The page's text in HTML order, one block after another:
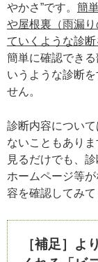
やかさ”です。 簡
や屋根裏（雨漏
ていくような診
簡単に確認でき
いうような診断
せん。
診断内容につい
ないこともあり
見るだけでも、
ホームページ等
容を確認してみて
［補足］よ